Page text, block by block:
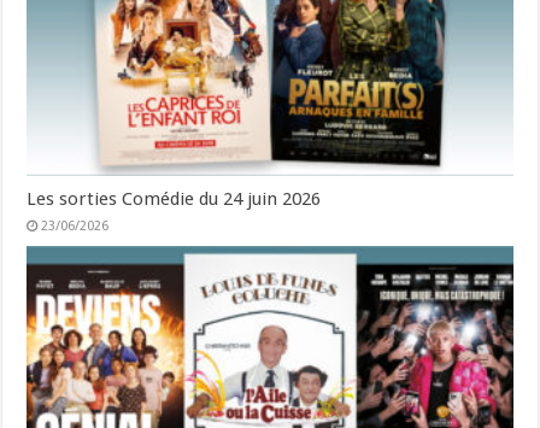
Les sorties Comédie du 24 juin 2026
23/06/2026